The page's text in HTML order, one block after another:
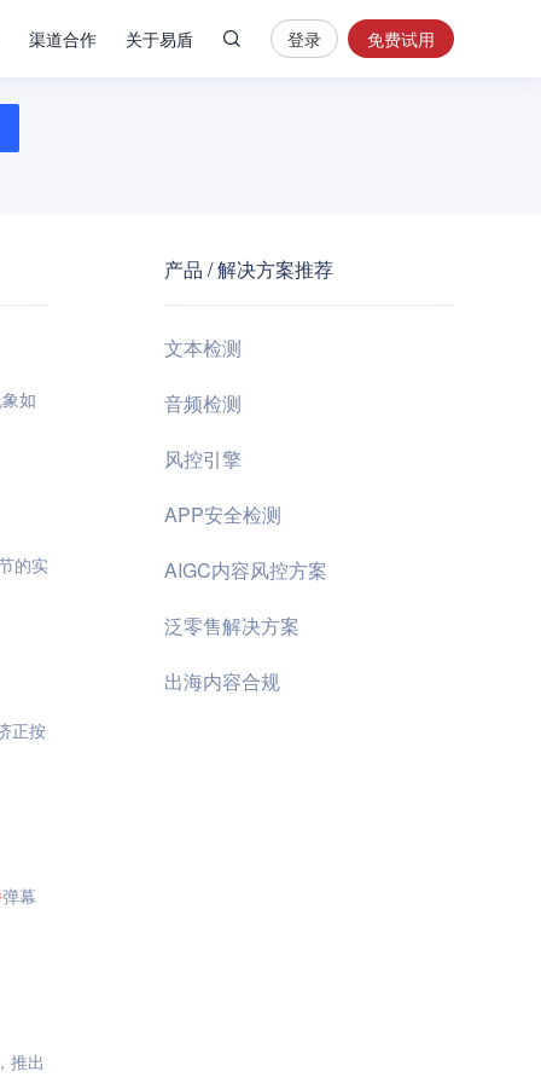
渠道合作 关于易盾
安
全
控
登录 免费试用
如
的实
正按
弹幕
推出
产品 / 解决方案推荐
文本检测
音频检测
风控引擎
APP安全检测
AIGC内容风控方案
泛零售解决方案
出海内容合规